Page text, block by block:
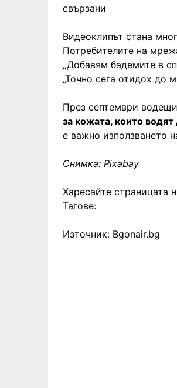
свързани
Видеоклипът стана
Потребителите на
„Добавям бадемите в
„Точно сега отидох до
През септември
за кожата, които
е важно използването
Снимка: Pixabay
Харесайте страницата
Тагове:
Източник: Bgonair.bg